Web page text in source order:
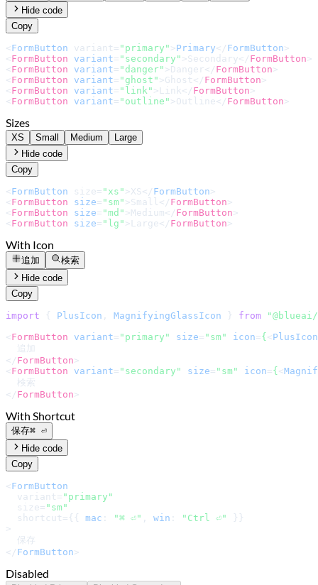
Hide code
Copy
< FormButton variant= "primary" > Primary</ FormButton
< FormButton variant= "secondary" > Secondary</ FormButton >
< FormButton variant= "danger" > Danger</ FormButton >
< FormButton variant= "ghost" > Ghost </ FormButton >
< FormButton variant= "link" > Link </ FormButton >
< FormButton variant= "outline" > Outline</ FormButton >
Sizes
XS Small Medium
Large
Hide code
Copy
< FormButton size= "xs" > XS</ FormButton
< FormButton size= "sm" > Small </ FormButton >
< FormButton size= "md" > Medium</ FormButton >
< FormButton size= "lg" > Large</ FormButton >
With Icon
追加
検索
Hide code
Copy
import { PlusIcon , MagnifyingGlassIcon } from
< FormButton variant= "primary" size= "sm" icon={< PlusIcon
</ FormButton >
< FormButton variant= "secondary" size= "sm" icon={<
</ FormButton >
With Shortcut
保存⌘ ⏎
Hide code
Copy
< FormButton
  variant=
"primary"
  size=
"sm"
  shortcut={{
mac : "⌘ ⏎" , win : "Ctrl ⏎"
}}
>
  保存
</ FormButton >
Disabled